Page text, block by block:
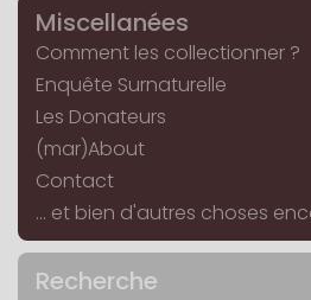
Miscellanées
Comment les collectionner ?
Enquête Surnaturelle
Les Donateurs
(mar)About
Contact
... et bien d'autres choses
Recherche